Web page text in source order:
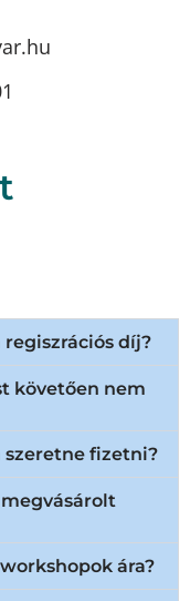
díj?
követően nem
szeretne fizetni?
ára?